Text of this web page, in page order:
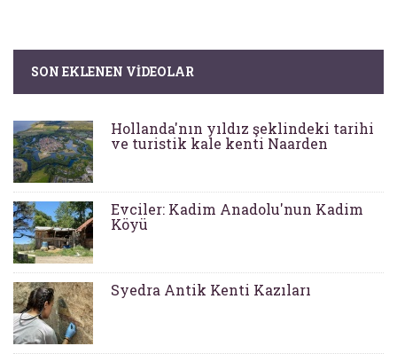
SON EKLENEN VIDEOLAR
Hollanda'nın yıldız şeklindeki tarihi
ve turistik kale kenti Naarden
Evciler: Kadim Anadolu'nun Kadim
Köyü
Syedra Antik Kenti Kazıları